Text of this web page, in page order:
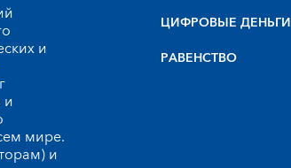
и
и
мире.
и
ЦИФРОВЫЕ ДЕНЬГИ
РАВЕНСТВО